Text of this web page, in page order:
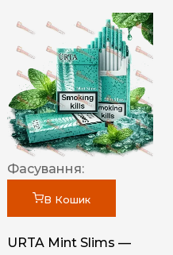
Фасування:
В Кошик
URTA Mint Slims —